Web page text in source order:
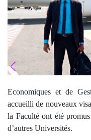
Economiques et de
accueilli de nouveaux
la Faculté ont été
d’autres Universités.